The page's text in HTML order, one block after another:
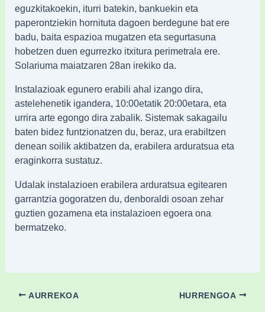
eguzkitakoekin, iturri batekin, bankuekin eta
paperontziekin hornituta dagoen berdegune bat ere
badu, baita espazioa mugatzen eta segurtasuna
hobetzen duen egurrezko itxitura perimetrala ere.
Solariuma maiatzaren 28an irekiko da.
Instalazioak egunero erabili ahal izango dira,
astelehenetik igandera, 10:00etatik 20:00etara, eta
urrira arte egongo dira zabalik. Sistemak sakagailu
baten bidez funtzionatzen du, beraz, ura erabiltzen
denean soilik aktibatzen da, erabilera arduratsua eta
eraginkorra sustatuz.
Udalak instalazioen erabilera arduratsua egitearen
garrantzia gogoratzen du, denboraldi osoan zehar
guztien gozamena eta instalazioen egoera ona
bermatzeko.
AURREKOA HURRENGOA